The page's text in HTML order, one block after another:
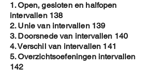
1. Open, gesloten en halfopen
intervallen 138
2. Unie van intervallen 139
3. Doorsnede van intervallen 140
4. Verschil van intervallen 141
5. Overzichtsoefeningen intervallen
142